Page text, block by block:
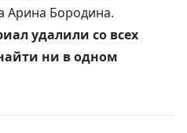
Арина Бородина.
удалили со всех
ни в одном